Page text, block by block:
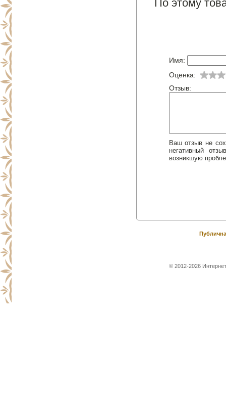
По этому
Имя:
Оценка:
Отзыв:
Ваш отзыв не
негативный
возникшую
© 2012-2026